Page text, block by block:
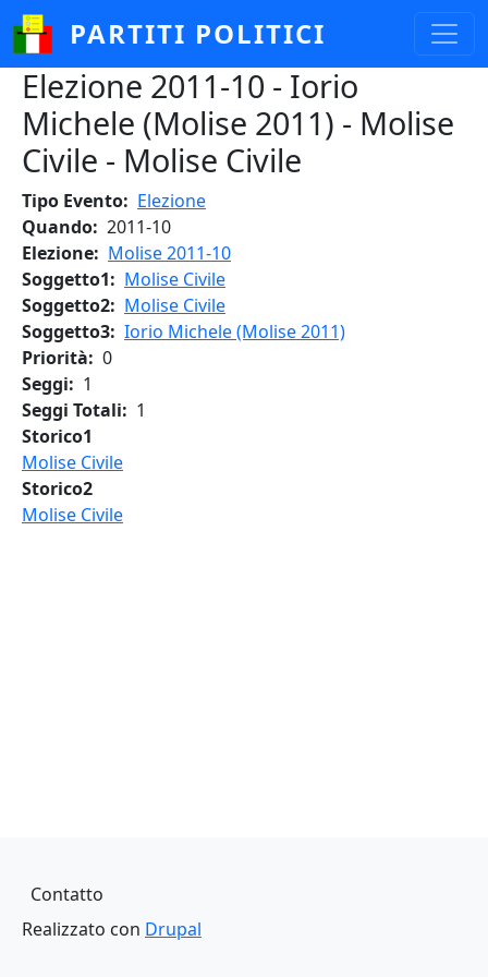
Salta al contenuto principale
PARTITI POLITICI
Elezione 2011-10 - Iorio
Michele (Molise 2011) - Molise
Civile - Molise Civile
Tipo Evento
Elezione
Quando 2011-10
Elezione
Molise 2011-10
Soggetto1
Molise Civile
Soggetto2
Molise Civile
Soggetto3 Iorio Michele (Molise 2011)
Priorità
0
Seggi
1
Seggi Totali
1
Storico1
Molise Civile
Storico2
Molise Civile
Piè di pagina
Contatto
Realizzato con Drupal